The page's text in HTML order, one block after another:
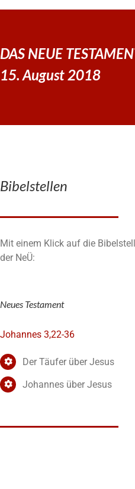
DAS NEUE
15. August 2018
Bibelstellen
Mit einem Klick auf die
der NeÜ:
Neues Testament
Johannes 3,22-36
Der Täufer über Jesus
Johannes über Jesus